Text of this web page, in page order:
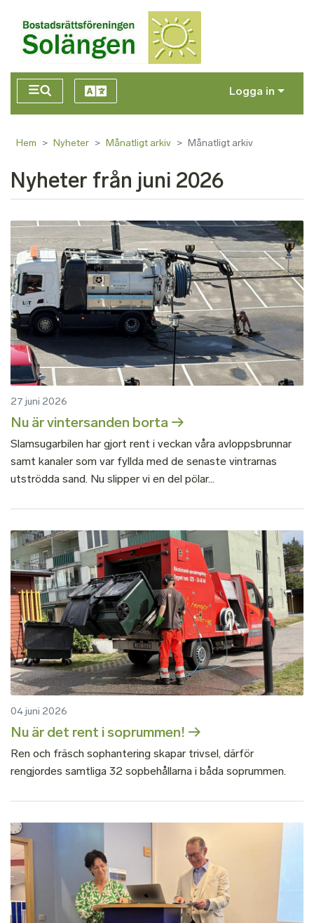
Logga in
Hem Nyheter Månatligt arkiv Månatligt arkiv
Nyheter från juni 2026
27 juni 2026
Nu är vintersanden borta
Slamsugarbilen har gjort rent i veckan våra avloppsbrunnar
samt kanaler som var fyllda med de senaste vintrarnas
utströdda sand. Nu slipper vi en del pölar...
04 juni 2026
Nu är det rent i soprummen!
Ren och fräsch sophantering skapar trivsel, därför
rengjordes samtliga 32 sopbehållarna i båda soprummen.